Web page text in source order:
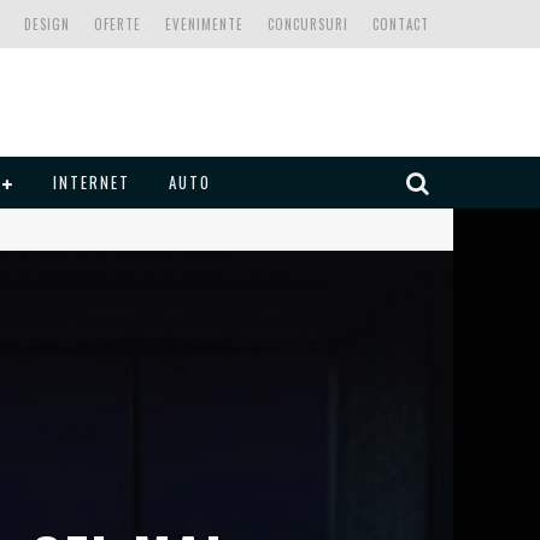
CONTACT
CONCURSURI
EVENIMENTE
OFERTE
DESIGN
INTERNET AUTO